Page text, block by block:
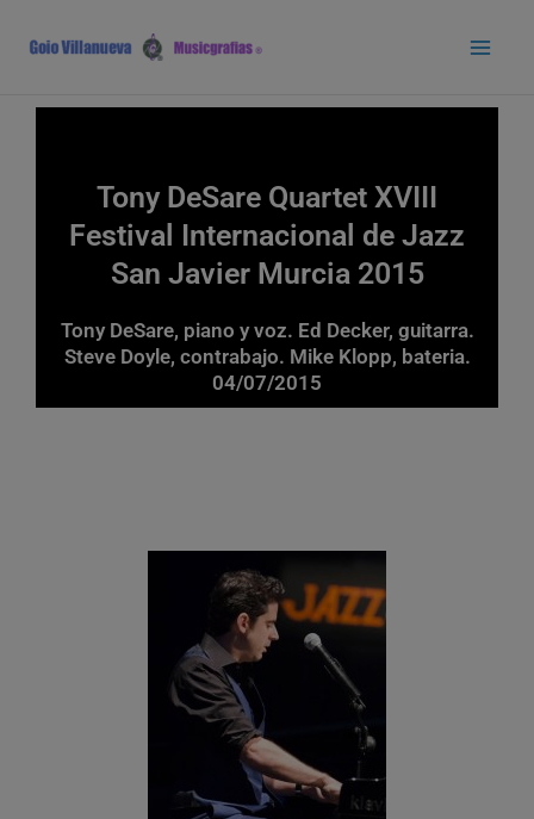
contenido
Tony DeSare Quartet XVIII
Festival Internacional de Jazz
San Javier Murcia 2015
Tony DeSare, piano y voz. Ed Decker, guitarra.
Steve Doyle, contrabajo. Mike Klopp, bateria.
04/07/2015